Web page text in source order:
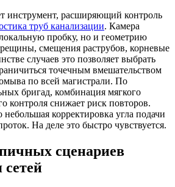
инструмент, расширяющий контроль
труб канализации. Камера
пробку, но и геометрию
смещения раструбов, корневые
случаев это позволяет выбрать
точечным вмешательством
по всей магистрали. По
бригад, комбинация мягкого
контроля снижает риск повторов.
небольшая корректировка угла подачи
На деле это быстро чувствуется.
сценариев
сетей